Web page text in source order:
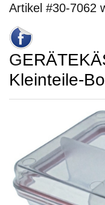
Artikel #30-7062
GERÄTEKÄSTEN, BOXEN, usw.
Kleinteile-